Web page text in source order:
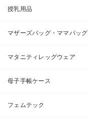
授乳用品
マザーズバッグ・ママバッグ
マタニティレッグウェア
母子手帳ケース
フェムテック